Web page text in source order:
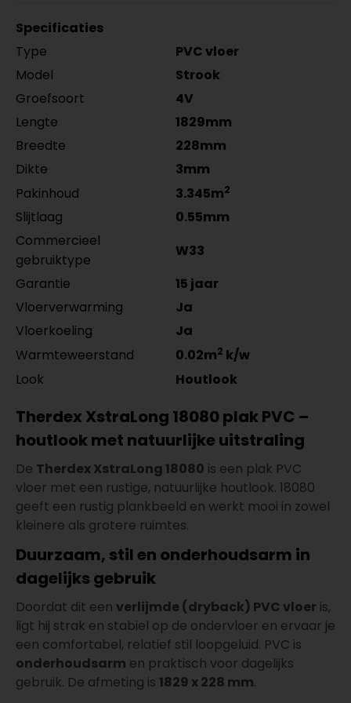
5555.0725.19
per lengte: mm, € 16,95 p/st
MDF plinten 12 cm
RAL9016 gelakt 5554.1211.19
per lengte: mm, € 21,95 p/st
Specificaties
Type
PVC vloer
Model
Strook
Groefsoort
4V
Lengte
1829mm
Breedte
228mm
Dikte
3mm
Pakinhoud
3.345m2
Slijtlaag
0.55mm
Commercieel
gebruiktype
W33
Garantie
15 jaar
Vloerverwarming
Ja
Vloerkoeling
Ja
Warmteweerstand
0.02m2 k/w
Look
Houtlook
Therdex XstraLong 18080 plak PVC –
houtlook met natuurlijke uitstraling
De Therdex XstraLong 18080 is een plak PVC
vloer met een rustige, natuurlijke houtlook. 18080
geeft een rustig plankbeeld en werkt mooi in zowel
kleinere als grotere ruimtes.
Duurzaam, stil en onderhoudsarm in
dagelijks gebruik
Doordat dit een verlijmde (dryback) PVC vloer is,
ligt hij strak en stabiel op de ondervloer en ervaar je
een comfortabel, relatief stil loopgeluid. PVC is
onderhoudsarm en praktisch voor dagelijks
gebruik. De afmeting is 1829 x 228 mm.